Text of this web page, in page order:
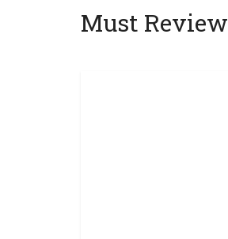
Must Review